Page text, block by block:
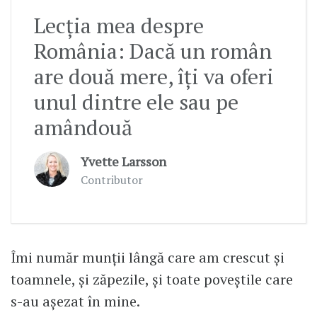
Lecția mea despre
România: Dacă un român
are două mere, îți va oferi
unul dintre ele sau pe
amândouă
Yvette Larsson
Contributor
Îmi număr munții lângă care am crescut și
toamnele, și zăpezile, și toate poveștile care
s-au așezat în mine.